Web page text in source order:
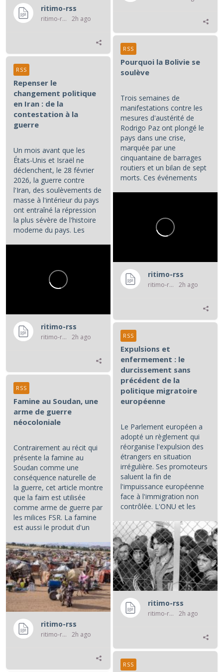
ritimo-rss
ritimo-rss 2h ago
Pourquoi la Bolivie se
soulève
Trois semaines de
manifestations contre les
mesures d'austérité de
Rodrigo Paz ont plongé le
pays dans une crise,
marquée par une
cinquantaine de barrages
routiers et un bilan de sept
morts. Ces événements
ritimo-rss
ritimo-rss 2h ago
RSS
Repenser le
changement politique
en Iran : de la
contestation à la
guerre
Un mois avant que les
États-Unis et Israël ne
déclenchent, le 28 février
2026, la guerre contre
l'Iran, des soulèvements de
masse à l'intérieur du pays
ont entraîné la répression
la plus sévère de l'histoire
moderne du pays. Les
ritimo-rss
ritimo-rss 2h ago
RSS
Expulsions et
enfermement : le
durcissement sans
précédent de la
politique migratoire
européenne
Le Parlement européen a
adopté un règlement qui
réorganise l'expulsion des
étrangers en situation
irrégulière. Ses promoteurs
saluent la fin de
l'impuissance européenne
face à l'immigration non
contrôlée. L'ONU et les
ritimo-rss
ritimo-rss 2h ago
RSS
Famine au Soudan, une
arme de guerre
néocoloniale
Contrairement au récit qui
présente la famine au
Soudan comme une
conséquence naturelle de
la guerre, cet article montre
que la faim est utilisée
comme arme de guerre par
les milices FSR. La famine
est aussi le produit d'un
ritimo-rss
ritimo-rss 2h ago
RSS
RSS